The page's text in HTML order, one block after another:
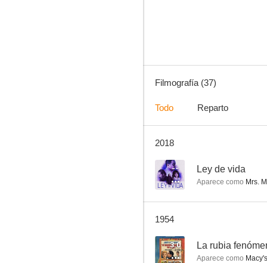
--
Filmografía (37)
Todo Reparto
2018
-- Ley de vida
Aparece como Mrs.
1954
3.0 La rubia
Aparece como